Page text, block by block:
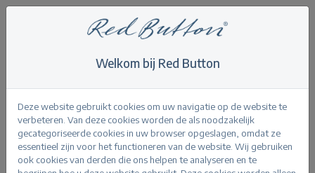
Knitwear > Cardigan Popcorn
Terug
Welkom bij Red Button
Deze website gebruikt cookies om uw navigatie op de website te
verbeteren. Van deze cookies worden de als noodzakelijk
gecategoriseerde cookies in uw browser opgeslagen, omdat ze
essentieel zijn voor het functioneren van de website. Wij gebruiken
ook cookies van derden die ons helpen te analyseren en te